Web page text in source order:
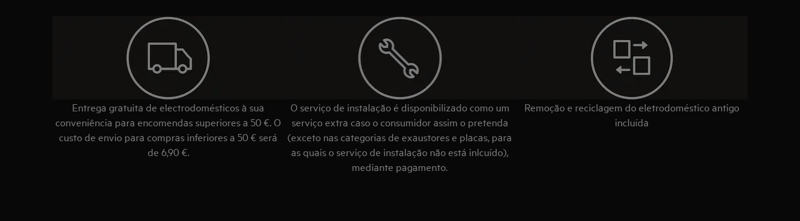
Entrega gratuita de electrodomésticos à sua
conveniência para encomendas superiores a 50 €. O
custo de envio para compras inferiores a 50 € será
de 6,90 €.
O serviço de instalação é disponibilizado como um
serviço extra caso o consumidor assim o pretenda
(exceto nas categorias de exaustores e placas, para
as quais o serviço de instalação não está inlcuído),
mediante pagamento.
Remoção e reciclagem do eletrodoméstico antigo
incluída